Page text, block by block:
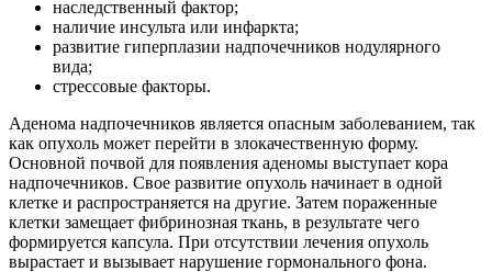
наследственный фактор;
наличие инсульта или инфаркта;
развитие гиперплазии надпочечников нодулярного
вида;
стрессовые факторы.
Аденома надпочечников является опасным заболеванием, так
как опухоль может перейти в злокачественную форму.
Основной почвой для появления аденомы выступает кора
надпочечников. Свое развитие опухоль начинает в одной
клетке и распространяется на другие. Затем пораженные
клетки замещает фибринозная ткань, в результате чего
формируется капсула. При отсутствии лечения опухоль
вырастает и вызывает нарушение гормонального фона.